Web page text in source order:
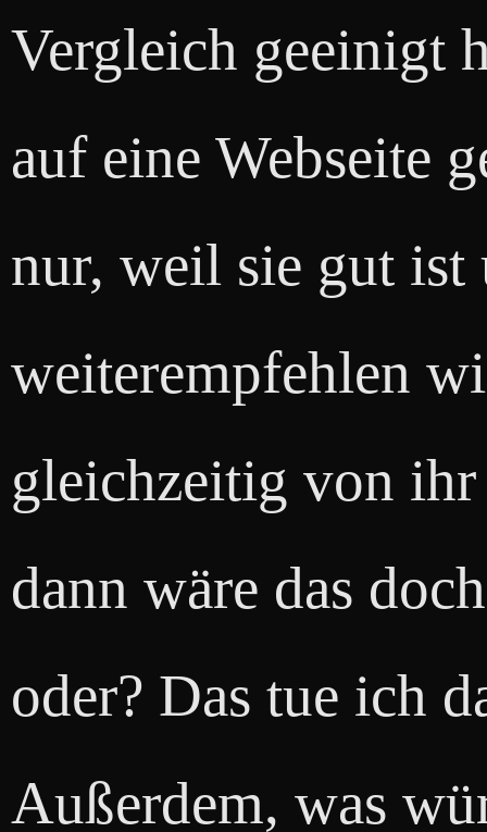
Vergleich geeinigt
auf eine Webseite
nur, weil sie gut ist
weiterempfehlen
gleichzeitig von
dann wäre das
oder? Das tue ich
Außerdem, was